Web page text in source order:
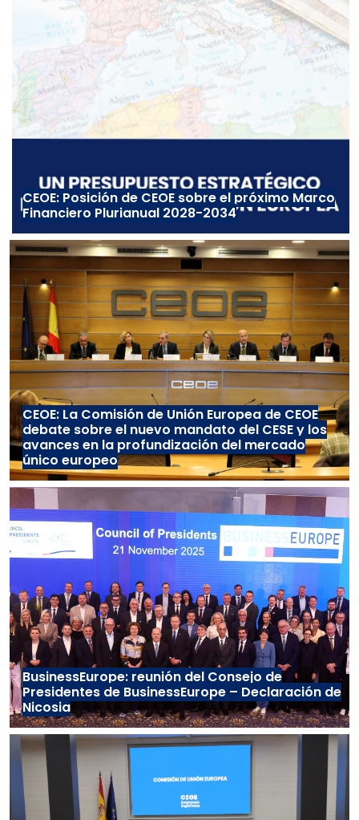
CEOE: Posición de CEOE sobre el próximo Marco
Financiero Plurianual 2028-2034
CEOE: La Comisión de Unión Europea de CEOE
debate sobre el nuevo mandato del CESE y los
avances en la profundización del mercado
único europeo
BusinessEurope: reunión del Consejo de
Presidentes de BusinessEurope – Declaración de
Nicosia